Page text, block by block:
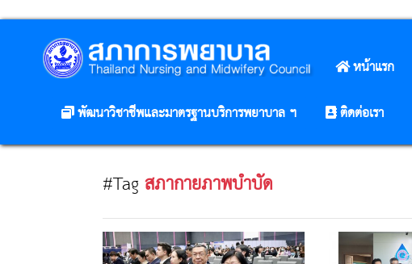
หน้าแรก
พัฒนาวิชาชีพและมาตรฐานบริการพยาบาล ฯ
ติดต่อเรา
#Tagสภากายภาพบำบัด